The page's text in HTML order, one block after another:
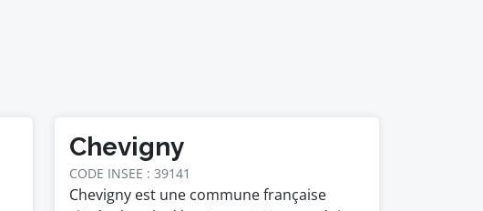
Chevigny
CODE INSEE : 39141
Chevigny est une commune française